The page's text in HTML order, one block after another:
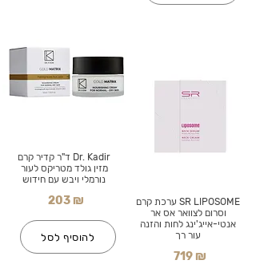
Dr. Kadir ד"ר קדיר קרם
מזין גולד מטריקס לעור
נורמלי ויבש עם חידוש
203 ₪
להוסיף לסל
SR LIPOSOME ערכת קרם
וסרום לצוואר אס אר
אנטי-אייג'ינג לחות והזנה
עור רך
719 ₪